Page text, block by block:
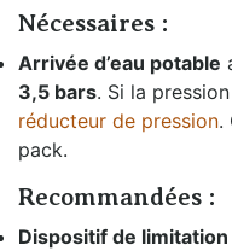
Nécessaires :
Arrivée d’eau potable
3,5 bars. Si la
réducteur de pression.
pack.
Recommandées :
Dispositif de